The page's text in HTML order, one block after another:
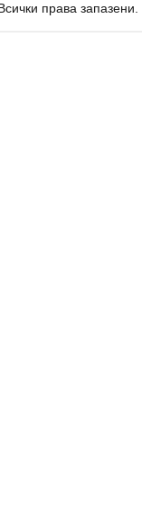
права запазени.